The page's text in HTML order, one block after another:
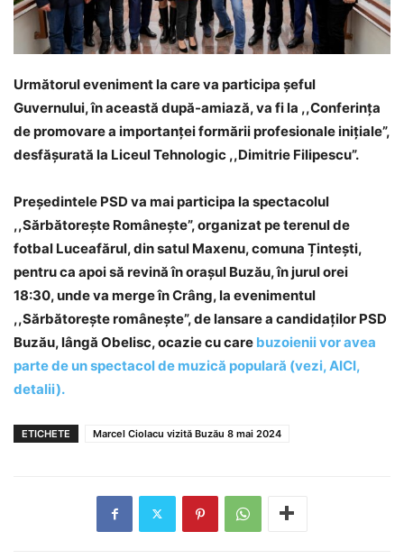
Următorul eveniment la care va participa șeful
Guvernului, în această după-amiază, va fi la ,,Conferința
de promovare a importanței formării profesionale inițiale”,
desfășurată la Liceul Tehnologic ,,Dimitrie Filipescu”.
Președintele PSD va mai participa la spectacolul
,,Sărbătorește Românește”, organizat pe terenul de
fotbal Luceafărul, din satul Maxenu, comuna Țintești,
pentru ca apoi să revină în orașul Buzău, în jurul orei
18:30, unde va merge în Crâng, la evenimentul
,,Sărbătorește românește”, de lansare a candidaților PSD
Buzău, lângă Obelisc, ocazie cu care buzoienii vor avea
parte de un spectacol de muzică populară (vezi, AICI,
detalii).
ETICHETE Marcel Ciolacu vizită Buzău 8 mai 2024